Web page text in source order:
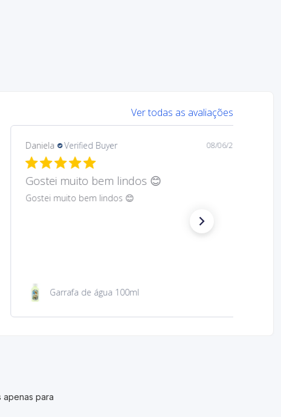
Ver todas as avaliações
Mary Verified Buyer 08/05/26
Hard to find Saint
Absolutely wonderful!
São Jacinto 23 cm
para